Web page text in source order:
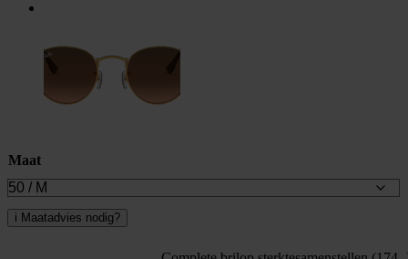
Maat
i Maatadvies nodig?